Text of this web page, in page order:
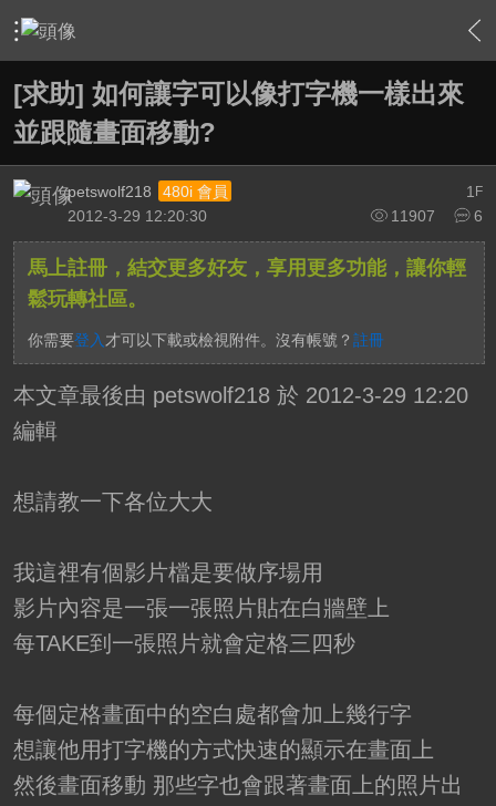
› 影片創作區 › 剪接軟硬體討論區 › After Effects › 內容
[求助] 如何讓字可以像打字機一樣出來
並跟隨畫面移動?
1 F
petswolf218
480i 會員
11907
6
2012-3-29 12:20:30
馬上註冊，結交更多好友，享用更多功能，讓你輕
鬆玩轉社區。
你需要登入 才可以下載或檢視附件。沒有帳號？ 註冊
本文章最後由 petswolf218 於 2012-3-29 12:20
編輯
想請教一下各位大大
我這裡有個影片檔是要做序場用
影片內容是一張一張照片貼在白牆壁上
每TAKE到一張照片就會定格三四秒
每個定格畫面中的空白處都會加上幾行字
想讓他用打字機的方式快速的顯示在畫面上
然後畫面移動 那些字也會跟著畫面上的照片出